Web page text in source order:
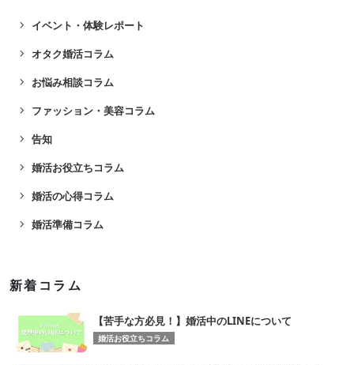
navigate_next イベント・体験レポート
navigate_next オタク婚活コラム
navigate_next お悩み相談コラム
navigate_next ファッション・美容コラム
navigate_next 告知
navigate_next 婚活お役立ちコラム
navigate_next 婚活の心得コラム
navigate_next 婚活準備コラム
新着コラム
【苦手な方必見！】婚活中のLINEについて
婚活お役立ちコラム